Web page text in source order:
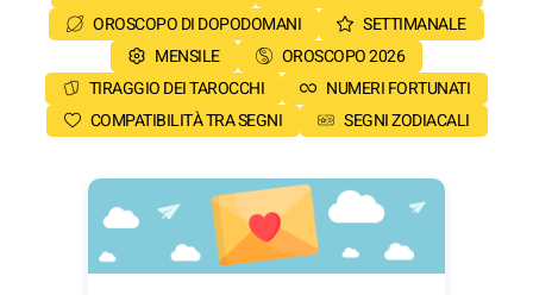
OROSCOPO DI DOPODOMANI
SETTIMANALE
MENSILE
OROSCOPO 2026
TIRAGGIO DEI TAROCCHI
NUMERI FORTUNATI
COMPATIBILITÀ TRA SEGNI
SEGNI ZODIACALI